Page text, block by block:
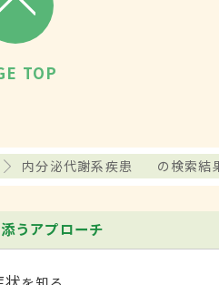
TOP
内分泌代謝系疾患 の検索結
うアプローチ
状